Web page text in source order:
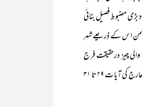
بڑی مضبوط فصیل بنائی
دشمن اس کے ذریعے شہر
چیز درحقیقت فرج
چنانچہ سورۂ مومنون کی آیت ۵ تا ۱۷ اور سورۂ معارج کی آیات ۲۹ تا ۳۱